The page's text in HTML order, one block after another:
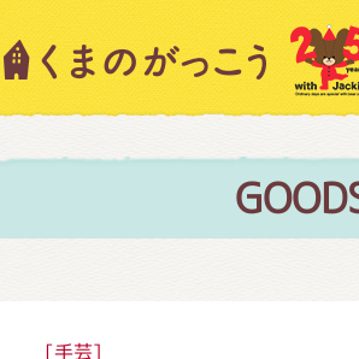
[手芸]
キャラクター紹介